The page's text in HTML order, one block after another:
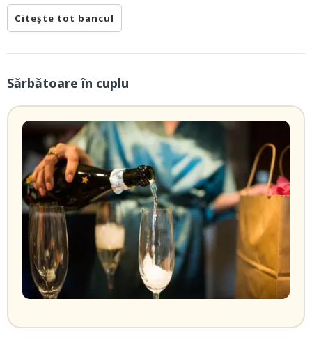
Citește tot bancul
Sărbătoare în cuplu